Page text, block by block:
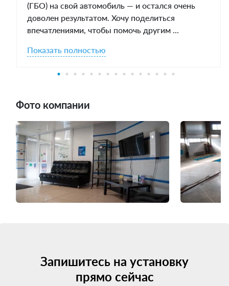
(ГБО) на свой автомобиль — и остался очень
доволен результатом. Хочу поделиться
впечатлениями, чтобы помочь другим ...
Показать полностью
Фото компании
Запишитесь на установку
прямо сейчас